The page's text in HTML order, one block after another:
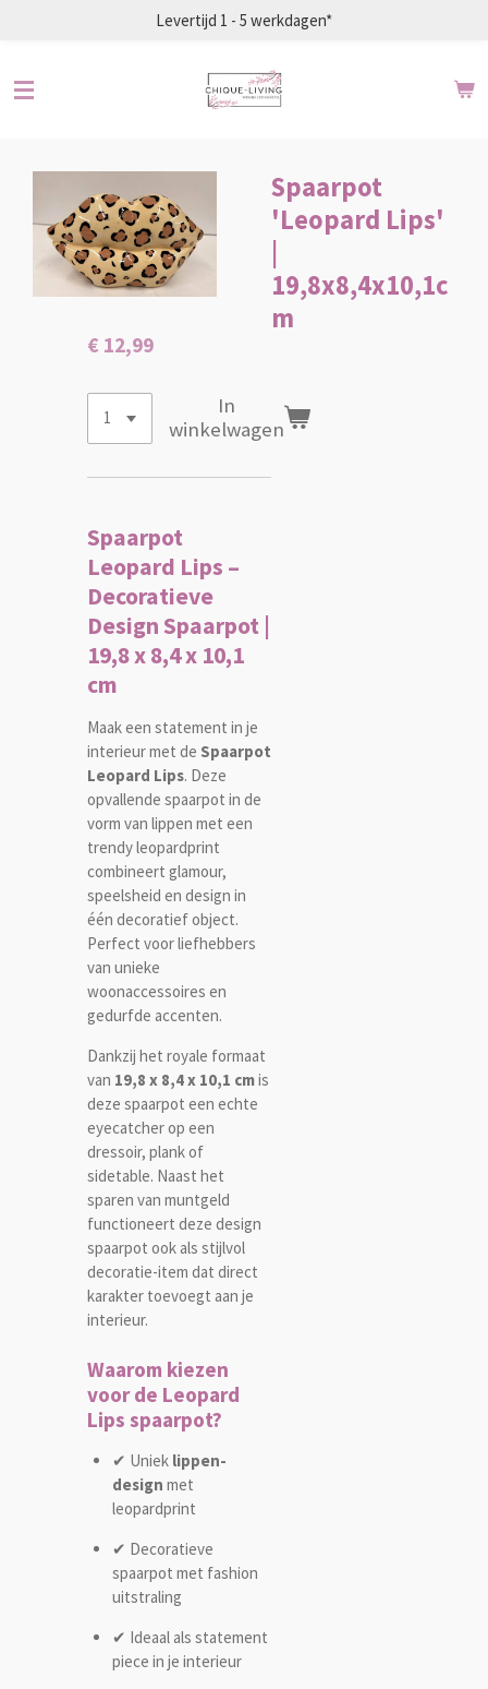
de
Levertijd 1 - 5 werkdagen*
Spaarpot
'Leopard Lips'
19,8x8,4x10,1c
m
€ 12,99
In
winkelwagen
Spaarpot
Leopard Lips –
Decoratieve
Design Spaarpot |
19,8 x 8,4 x 10,1
cm
Maak een statement in je
interieur met de Spaarpot
Leopard Lips. Deze
opvallende spaarpot in de
vorm van lippen met een
trendy leopardprint
combineert glamour,
speelsheid en design in
één decoratief object.
Perfect voor liefhebbers
van unieke
woonaccessoires en
gedurfde accenten.
Dankzij het royale formaat
van 19,8 x 8,4 x 10,1 cmis
deze spaarpot een echte
eyecatcher op een
dressoir, plank of
sidetable. Naast het
sparen van muntgeld
functioneert deze design
spaarpot ook als stijlvol
decoratie-item dat direct
karakter toevoegt aan je
interieur.
Waarom kiezen
voor de Leopard
Lips spaarpot?
✔ Uniek lippen-
design met
leopardprint
✔ Decoratieve
spaarpot met fashion
uitstraling
✔ Ideaal als statement
piece in je interieur